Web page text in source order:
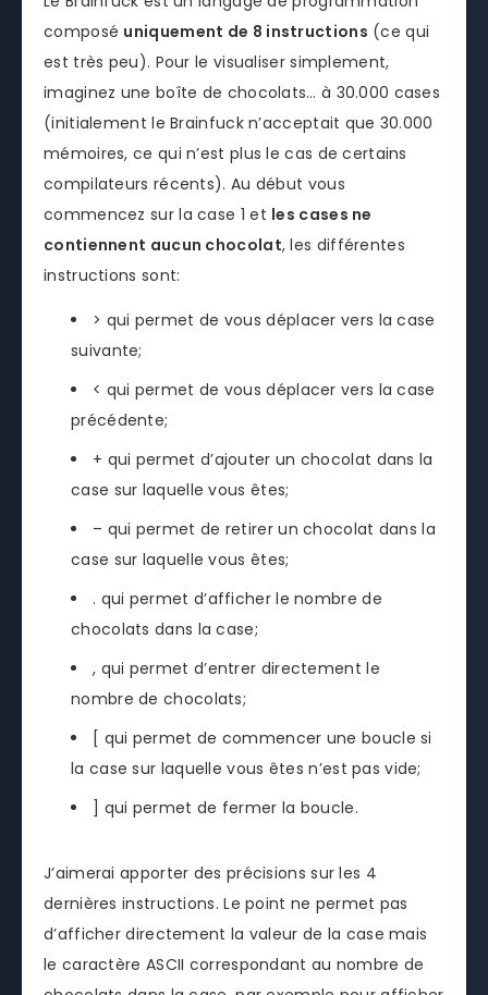
composé uniquement de 8 instructions (ce qui
est très peu). Pour le visualiser simplement,
imaginez une boîte de chocolats… à 30.000 cases
(initialement le Brainfuck n’acceptait que 30.000
mémoires, ce qui n’est plus le cas de certains
compilateurs récents). Au début vous
commencez sur la case 1 et les cases ne
contiennent aucun chocolat, les différentes
instructions sont:
> qui permet de vous déplacer vers la case
suivante;
< qui permet de vous déplacer vers la case
précédente;
+ qui permet d’ajouter un chocolat dans la
case sur laquelle vous êtes;
– qui permet de retirer un chocolat dans la
case sur laquelle vous êtes;
. qui permet d’afficher le nombre de
chocolats dans la case;
, qui permet d’entrer directement le
nombre de chocolats;
[ qui permet de commencer une boucle si
la case sur laquelle vous êtes n’est pas vide;
] qui permet de fermer la boucle.
J’aimerai apporter des précisions sur les 4
dernières instructions. Le point ne permet pas
d’afficher directement la valeur de la case mais
le caractère ASCII correspondant au nombre de